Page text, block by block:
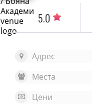
5.0
Адрес
Места
Цени